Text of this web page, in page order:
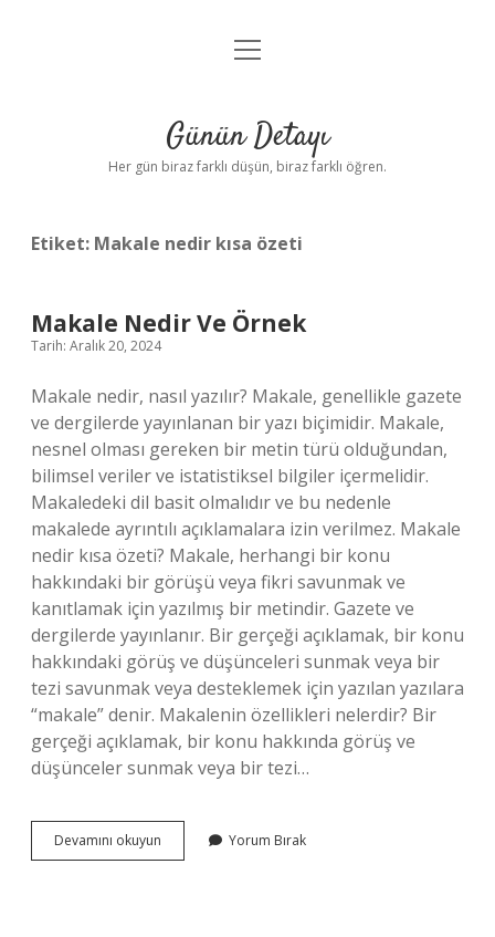
Anasayfa
Yasal Uyarı
menüyü
Günün Detayı
Her gün biraz farklı düşün, biraz farklı öğren.
Etiket: Makale nedir kısa özeti
Makale Nedir Ve Örnek
Tarih: Aralık 20, 2024
Makale nedir, nasıl yazılır? Makale, genellikle gazete
ve dergilerde yayınlanan bir yazı biçimidir. Makale,
nesnel olması gereken bir metin türü olduğundan,
bilimsel veriler ve istatistiksel bilgiler içermelidir.
Makaledeki dil basit olmalıdır ve bu nedenle
makalede ayrıntılı açıklamalara izin verilmez. Makale
nedir kısa özeti? Makale, herhangi bir konu
hakkındaki bir görüşü veya fikri savunmak ve
kanıtlamak için yazılmış bir metindir. Gazete ve
dergilerde yayınlanır. Bir gerçeği açıklamak, bir konu
hakkındaki görüş ve düşünceleri sunmak veya bir
tezi savunmak veya desteklemek için yazılan yazılara
“makale” denir. Makalenin özellikleri nelerdir? Bir
gerçeği açıklamak, bir konu hakkında görüş ve
düşünceler sunmak veya bir tezi…
Devamını okuyun
Nedir
Yorum Bırak